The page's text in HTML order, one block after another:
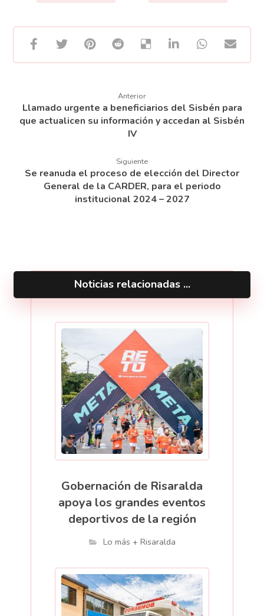
Anterior
Llamado urgente a beneficiarios del Sisbén para
que actualicen su información y accedan al Sisbén
IV
Siguiente
Se reanuda el proceso de elección del Director
General de la CARDER, para el periodo
institucional 2024 – 2027
Noticias relacionadas ...
Gobernación de Risaralda
apoya los grandes eventos
deportivos de la región
Lo más + Risaralda